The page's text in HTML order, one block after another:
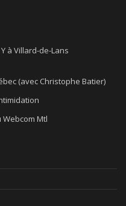
à Villard-de-Lans
(avec Christophe Batier)
Mtl